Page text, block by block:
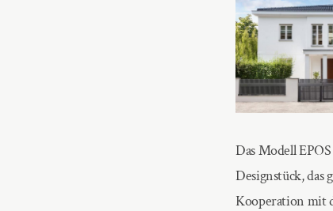
Das Modell
Designstück,
Kooperation mit